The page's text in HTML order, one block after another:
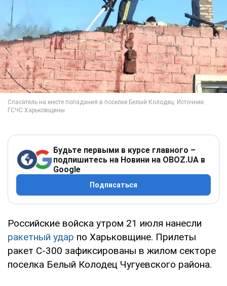
Будьте первыми в курсе главного –
подпишитесь на Новини на OBOZ.UA в
Google
Подписаться
Российские войска утром 21 июля нанесли
ракетный удар по Харьковщине. Прилеты
ракет С-300 зафиксированы в жилом секторе
поселка Белый Колодец Чугуевского района.